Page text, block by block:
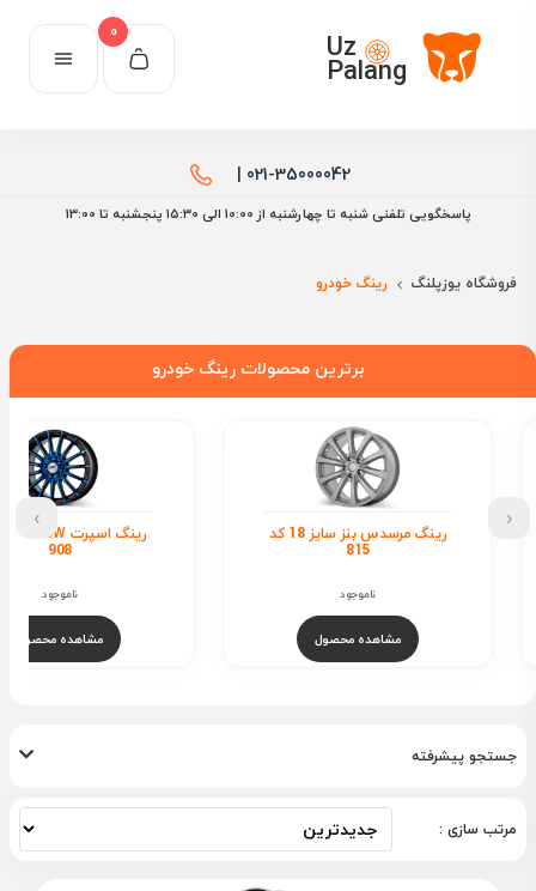
Uz
Palang
0
021-35000042 |
پاسخگویی تلفنی شنبه تا چهارشنبه از 10:00 الی ۱۵:30 پنجشنبه تا 13:00
فروشگاه یوزپلنگ رینگ خودرو
برترین محصولات رینگ خودرو
رینگ اسپرت SW سایز 16 کد
908
ناموجود
مشاهده محصول
رینگ هیوندای سایز 16 کد 976
ناموجود
مشاهده محصول
‹
›
جستجو پیشرفته
مرتب سازی :